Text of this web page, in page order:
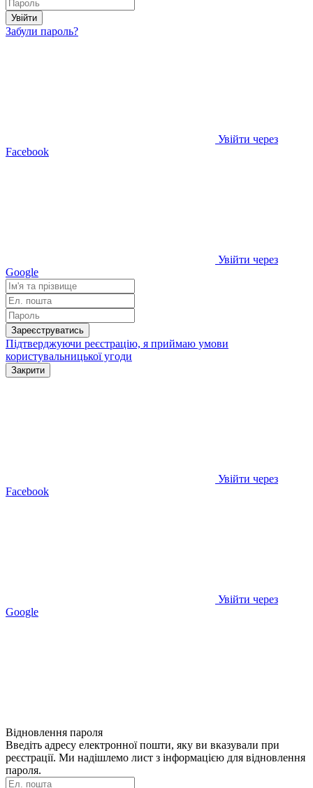
Увійти
Забули пароль?
Увійти через
Facebook
Увійти через
Google
Зареєструватись
Підтверджуючи реєстрацію, я приймаю умови
користувальницької угоди
Закрити
Увійти через
Facebook
Увійти через
Google
Відновлення пароля
Введіть адресу електронної пошти, яку ви вказували при
реєстрації. Ми надішлемо лист з інформацією для відновлення
пароля.